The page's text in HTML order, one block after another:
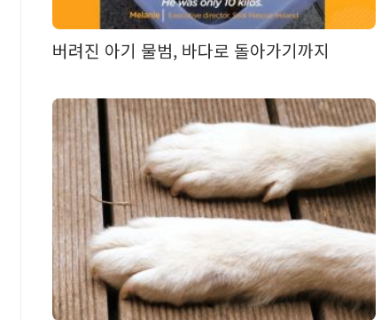
버려진 아기 물범, 바다로 돌아가기까지